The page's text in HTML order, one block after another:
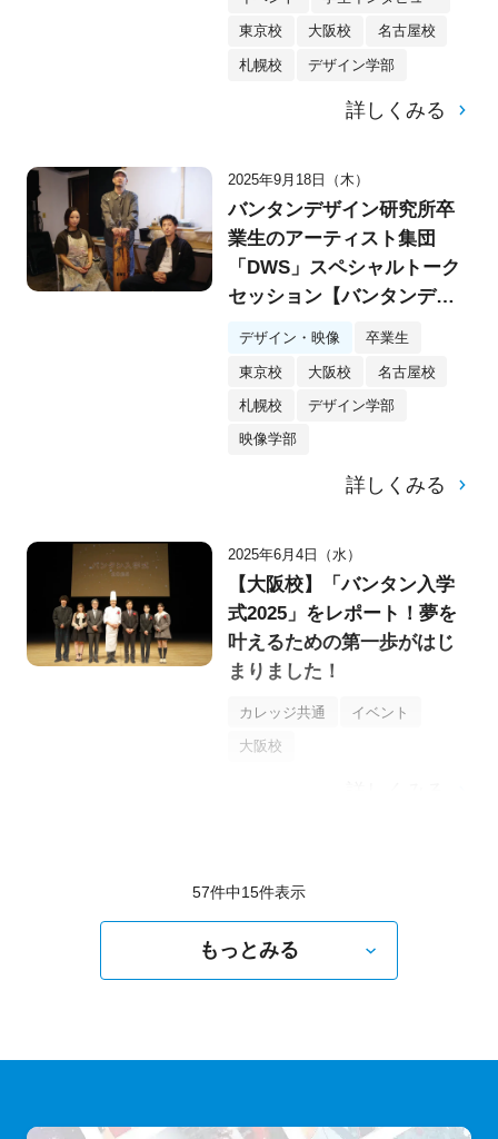
東京校 大阪校 名古屋校
札幌校 デザイン学部
詳しくみる
2025年9月18日（木）
バンタンデザイン研究所卒
業生のアーティスト集団
「DWS」スペシャルトーク
セッション【バンタンデザ
イン研究所】
デザイン・映像 卒業生
東京校 大阪校 名古屋校
札幌校 デザイン学部
映像学部
詳しくみる
2025年6月4日（水）
【大阪校】「バンタン入学
式2025」をレポート！夢を
叶えるための第一歩がはじ
まりました！
カレッジ共通 イベント
大阪校
57件中15件表示
もっとみる